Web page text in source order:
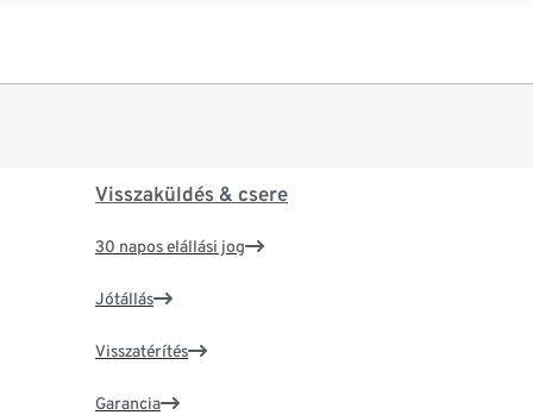
Visszaküldés & csere
30 napos elállási jog
Jótállás
Visszatérítés
Garancia